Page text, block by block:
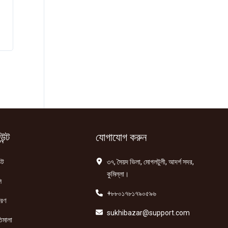
যোগাযোগ করুন
৩৭, সৈয়দ ভিলা, মোগলটুলী, আদর্শ সদর,
কুমিল্লা।
+৮৮০১৭৮১৭৯০৫৯৬
sukhibazar@support.com